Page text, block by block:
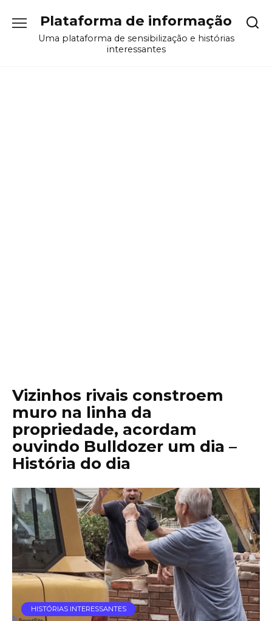
содержанию
Plataforma de informação
Uma plataforma de sensibilização e histórias
interessantes
Vizinhos rivais constroem
muro na linha da
propriedade, acordam
ouvindo Bulldozer um dia –
História do dia
HISTÓRIAS INTERESSANTES